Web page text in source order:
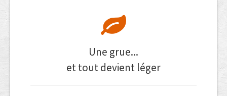
Une grue...
et tout devient léger